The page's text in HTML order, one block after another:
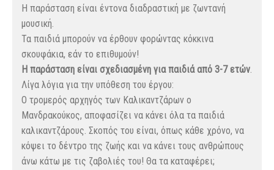
Η παράσταση είναι έντονα διαδραστική με ζωντανή
μουσική.
Τα παιδιά μπορούν να έρθουν φορώντας κόκκινα
σκουφάκια, εάν το επιθυμούν!
Η παράσταση είναι σχεδιασμένη για παιδιά από 3-7 ετών.
Λίγα λόγια για την υπόθεση του έργου:
Ο τρομερός αρχηγός των Καλικαντζάρων ο
Μανδρακούκος, αποφασίζει να κάνει όλα τα παιδιά
καλικαντζάρους. Σκοπός του είναι, όπως κάθε χρόνο, να
κόψει το δέντρο της ζωής και να κάνει τους ανθρώπους
άνω κάτω με τις ζαβολιές του! Θα τα καταφέρει;